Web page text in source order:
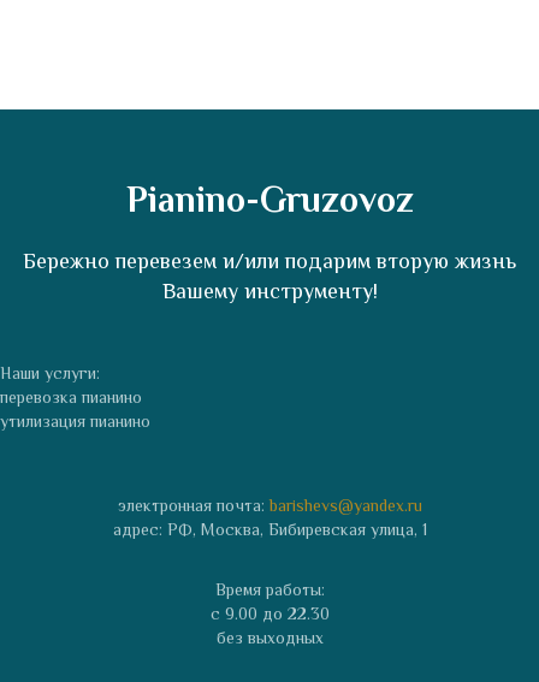
Pianino-Gruzovoz
Бережно перевезем и/или подарим вторую жизнь
Вашему инструменту!
Наши услуги:
перевозка пианино
утилизация пианино
электронная почта:barishevs@yandex.ru
адрес: РФ, Москва, Бибиревская улица, 1
Время работы:
с 9.00 до 22.30
без выходных